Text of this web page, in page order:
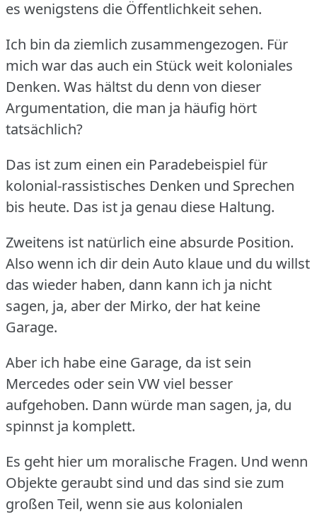
es wenigstens die Öffentlichkeit sehen.
Ich bin da ziemlich zusammengezogen. Für
mich war das auch ein Stück weit koloniales
Denken. Was hältst du denn von dieser
Argumentation, die man ja häufig hört
tatsächlich?
Das ist zum einen ein Paradebeispiel für
kolonial-rassistisches Denken und Sprechen
bis heute. Das ist ja genau diese Haltung.
Zweitens ist natürlich eine absurde Position.
Also wenn ich dir dein Auto klaue und du willst
das wieder haben, dann kann ich ja nicht
sagen, ja, aber der Mirko, der hat keine
Garage.
Aber ich habe eine Garage, da ist sein
Mercedes oder sein VW viel besser
aufgehoben. Dann würde man sagen, ja, du
spinnst ja komplett.
Es geht hier um moralische Fragen. Und wenn
Objekte geraubt sind und das sind sie zum
großen Teil, wenn sie aus kolonialen